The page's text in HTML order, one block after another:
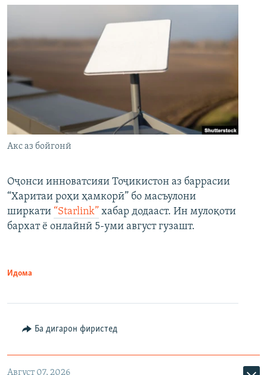
Акс аз бойгонӣ
Оҷонси инноватсияи Тоҷикистон аз баррасии
“Харитаи роҳи ҳамкорӣ” бо масъулони
ширкати “Starlink” хабар додааст. Ин мулоқоти
бархат ё онлайнӣ 5-уми август гузашт.
Идома
Ба дигарон фиристед
Август 07, 2026